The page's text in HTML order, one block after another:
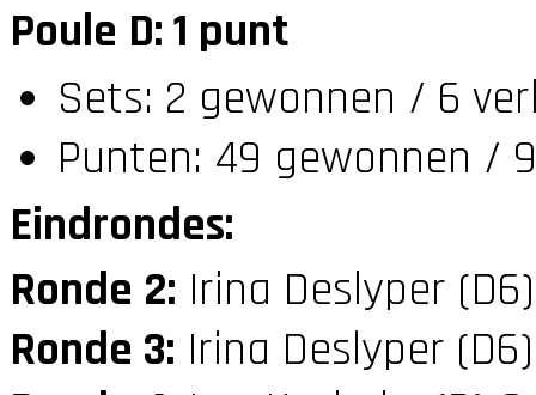
Poule D: 1 punt
Sets: 2 gewonnen / 6
Punten: 49 gewonnen /
Eindrondes:
Ronde 2: Irina Deslyper
Ronde 3: Irina Deslyper